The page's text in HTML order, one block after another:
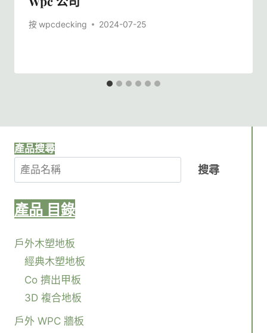
按 wpcdecking 2024-07-25
產品搜尋
搜尋
產品 目錄
戶外木塑地板
經典木塑地板
Co 擠出甲板
3D 複合地板
戶外 WPC 牆板